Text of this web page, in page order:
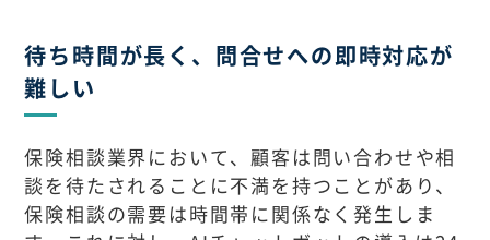
待ち時間が長く、問合せへの即時対応が
難しい
保険相談業界において、顧客は問い合わせや相
談を待たされることに不満を持つことがあり、
保険相談の需要は時間帯に関係なく発生しま